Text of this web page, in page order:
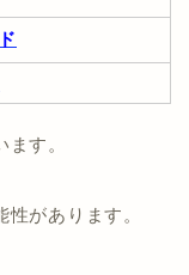
す。
があります。